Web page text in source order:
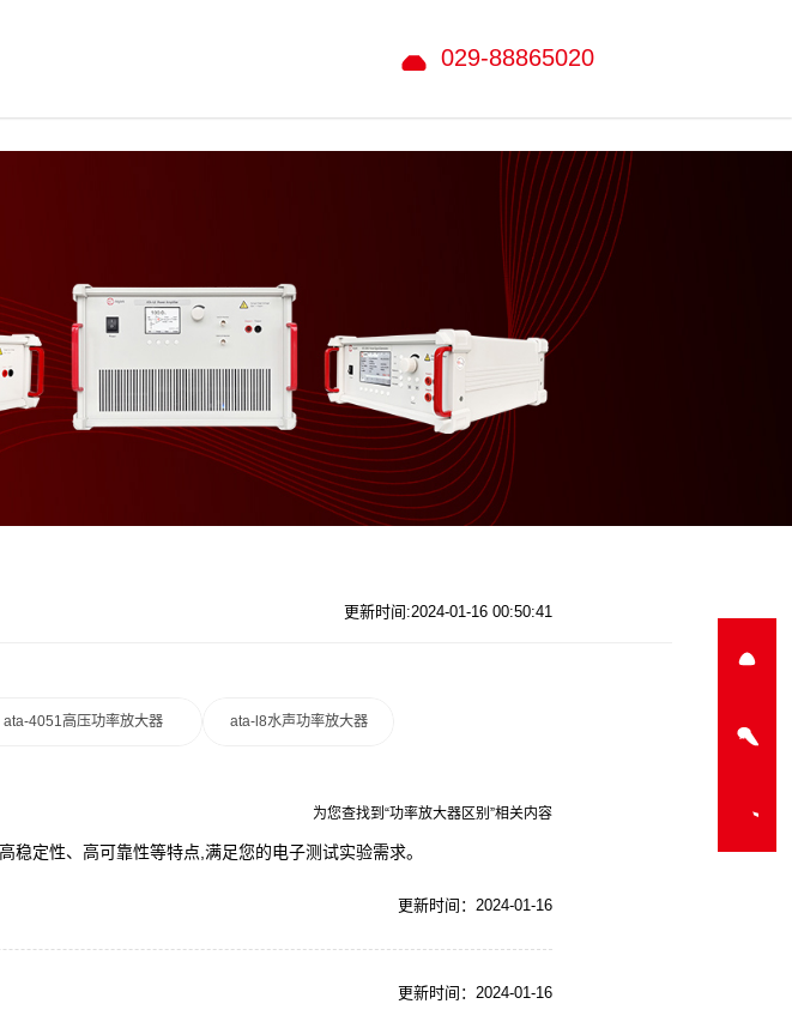
029-88865020
更新时间:2024-01-16 00:50:41
ata-4051高压功率放大器 ata-l8水声功率放大器
为您查找到“功率放大器区别”相关内容
定性、高可靠性等特点,满足您的电子测试实验需求。
更新时间：2024-01-16
更新时间：2024-01-16